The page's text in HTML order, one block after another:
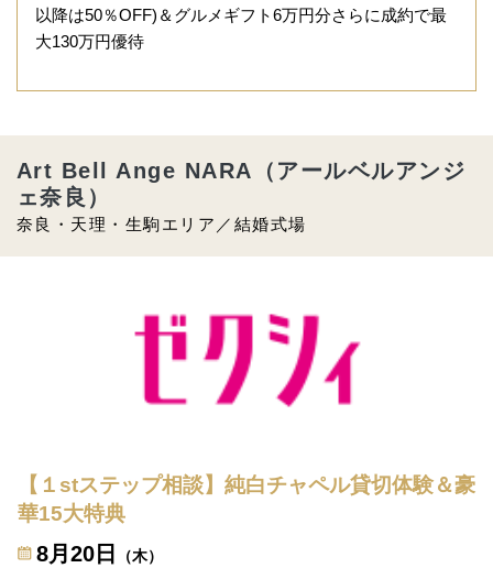
以降は50％OFF)＆グルメギフト6万円分さらに成約で最
大130万円優待
奈良・天理・生駒エリア／結婚式場
Art Bell Ange NARA（アールベルアンジ
ェ奈良）
【１stステップ相談】純白チャペル貸切体験＆豪
華15大特典
8月20日
（木）